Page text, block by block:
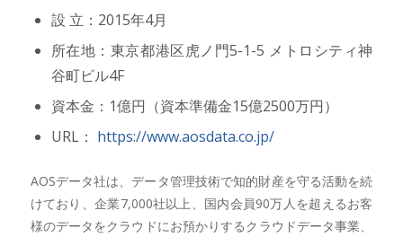
設 立：2015年4月
所在地：東京都港区虎ノ門5-1-5 メトロシティ神
谷町ビル4F
資本金：1億円（資本準備金15億2500万円）
URL： https://www.aosdata.co.jp/
AOSデータ社は、データ管理技術で知的財産を守る活動を続
けており、企業7,000社以上、国内会員90万人を超えるお客
様のデータをクラウドにお預かりするクラウドデータ事業、